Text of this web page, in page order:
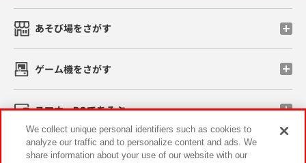
あそび場をさがす
ゲーム機をさがす
スマホ・PCであそぶ
イベント・キャンペーン
We collect unique personal identifiers such as cookies to
analyze our traffic and to personalize content and ads. We
share information about your use of our website with our